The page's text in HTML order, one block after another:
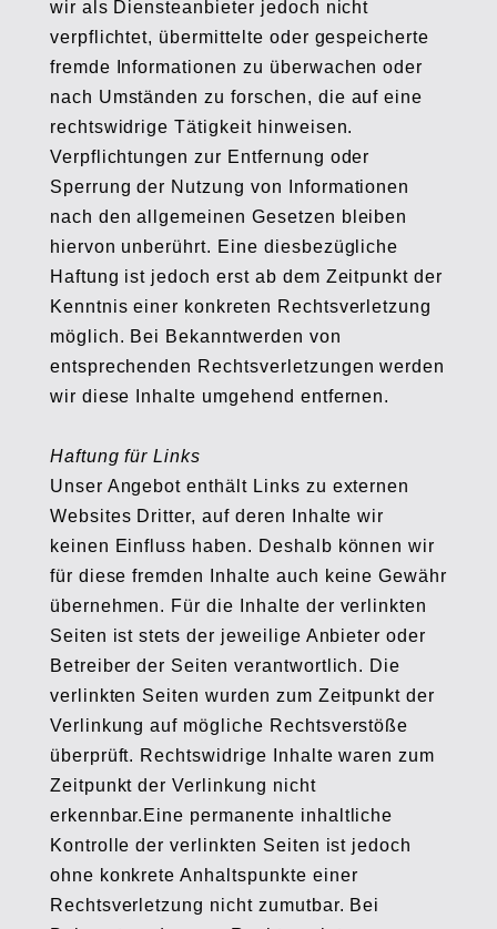
wir als Diensteanbieter jedoch nicht
verpflichtet, übermittelte oder gespeicherte
fremde Informationen zu überwachen oder
nach Umständen zu forschen, die auf eine
rechtswidrige Tätigkeit hinweisen.
Verpflichtungen zur Entfernung oder
Sperrung der Nutzung von Informationen
nach den allgemeinen Gesetzen bleiben
hiervon unberührt. Eine diesbezügliche
Haftung ist jedoch erst ab dem Zeitpunkt der
Kenntnis einer konkreten Rechtsverletzung
möglich. Bei Bekanntwerden von
entsprechenden Rechtsverletzungen werden
wir diese Inhalte umgehend entfernen.
Haftung für Links
Unser Angebot enthält Links zu externen
Websites Dritter, auf deren Inhalte wir
keinen Einfluss haben. Deshalb können wir
für diese fremden Inhalte auch keine Gewähr
übernehmen. Für die Inhalte der verlinkten
Seiten ist stets der jeweilige Anbieter oder
Betreiber der Seiten verantwortlich. Die
verlinkten Seiten wurden zum Zeitpunkt der
Verlinkung auf mögliche Rechtsverstöße
überprüft. Rechtswidrige Inhalte waren zum
Zeitpunkt der Verlinkung nicht
erkennbar.Eine permanente inhaltliche
Kontrolle der verlinkten Seiten ist jedoch
ohne konkrete Anhaltspunkte einer
Rechtsverletzung nicht zumutbar. Bei